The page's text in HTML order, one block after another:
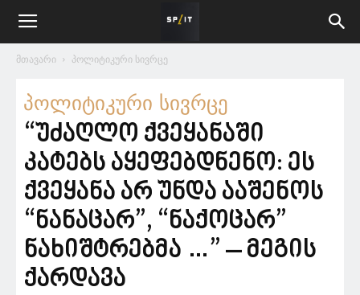
მთავარი პოლიტიკური სივრცე
პოლიტიკური სივრცე
“უძაღლო ქვეყანაში
კატებს აყეფებდნენო: ეს
ქვეყანა არ უნდა ააშენოს
“ნანაცარ”, “ნაქოცარ”
ნახიშტრებმა …” – მეგის
ქარდავა